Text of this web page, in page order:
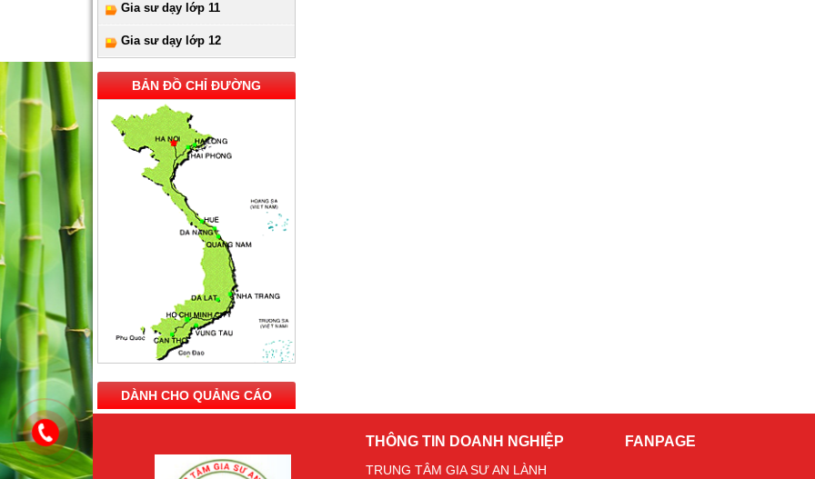
Gia sư dạy lớp 11
Gia sư dạy lớp 12
BẢN ĐỒ CHỈ ĐƯỜNG
DÀNH CHO QUẢNG CÁO
THÔNG TIN DOANH NGHIỆP
TRUNG TÂM GIA SƯ AN LÀNH
FANPAGE